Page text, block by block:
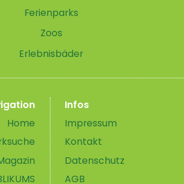
Ferienparks
Zoos
Erlebnisbäder
Home
Infos
Impressum
Kontakt
Datenschutz
AGB